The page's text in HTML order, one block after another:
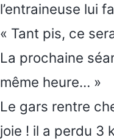
l’entraineuse lui
« Tant pis, ce
La prochaine
même heure… »
Le gars rentre
joie ! il a perdu 3